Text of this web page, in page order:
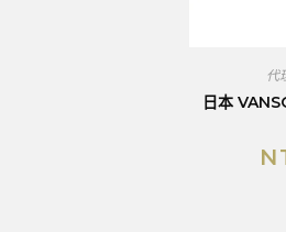
代
日本